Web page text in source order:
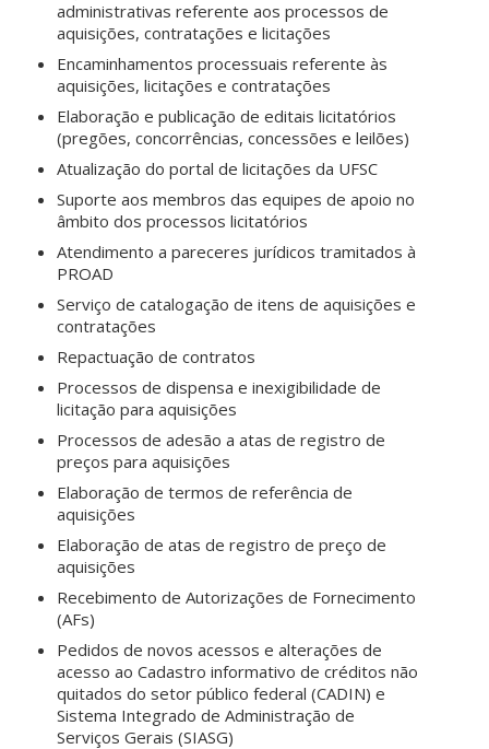
administrativas referente aos processos de
aquisições, contratações e licitações
Encaminhamentos processuais referente às
aquisições, licitações e contratações
Elaboração e publicação de editais licitatórios
(pregões, concorrências, concessões e leilões)
Atualização do portal de licitações da UFSC
Suporte aos membros das equipes de apoio no
âmbito dos processos licitatórios
Atendimento a pareceres jurídicos tramitados à
PROAD
Serviço de catalogação de itens de aquisições e
contratações
Repactuação de contratos
Processos de dispensa e inexigibilidade de
licitação para aquisições
Processos de adesão a atas de registro de
preços para aquisições
Elaboração de termos de referência de
aquisições
Elaboração de atas de registro de preço de
aquisições
Recebimento de Autorizações de Fornecimento
(AFs)
Pedidos de novos acessos e alterações de
acesso ao Cadastro informativo de créditos não
quitados do setor público federal (CADIN) e
Sistema Integrado de Administração de
Serviços Gerais (SIASG)